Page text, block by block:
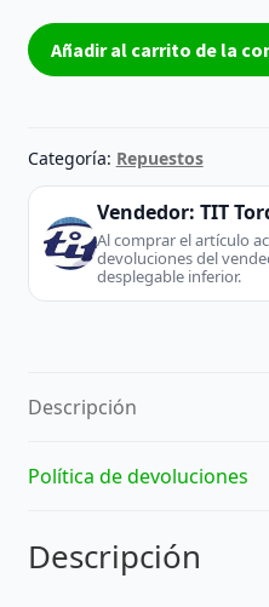
Placa
Base
-
Samsung
Monitor)
cantidad
Añadir al carrito de la
Categoría: Repuestos
Vendedor: TIT
Al comprar el artículo
devoluciones del
desplegable inferior.
Descripción
Política de devoluciones
Descripción